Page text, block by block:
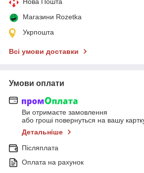
Нова Пошта
Магазини Rozetka
Укрпошта
Всі умови доставки
Умови оплати
Ви отримаєте замовлення
або гроші повернуться на вашу
Детальніше
Післяплата
Оплата на рахунок